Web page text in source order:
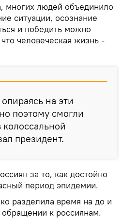
многих людей объединило
ситуации, осознание
и победить можно
человеческая жизнь -
на эти
поэтому смогли
колоссальной
президент.
за то, как достойно
период эпидемии.
разделила время на до и
к россиянам.